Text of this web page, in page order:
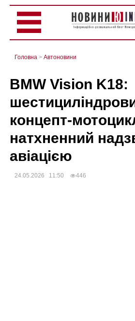
Головна > Автоновини
BMW Vision K18:
концепт-
натхненний
авіацією
24.05.2026 11:50 446